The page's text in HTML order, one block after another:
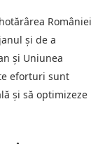
României
și de a
și Uniunea
eforturi sunt
și să optimizeze